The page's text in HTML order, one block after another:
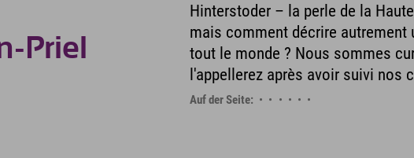
Priel
Hinterstoder – la perle de la
mais comment décrire
tout le monde ? Nous sommes
l'appellerez après avoir suivi nos
Auf der Seite: